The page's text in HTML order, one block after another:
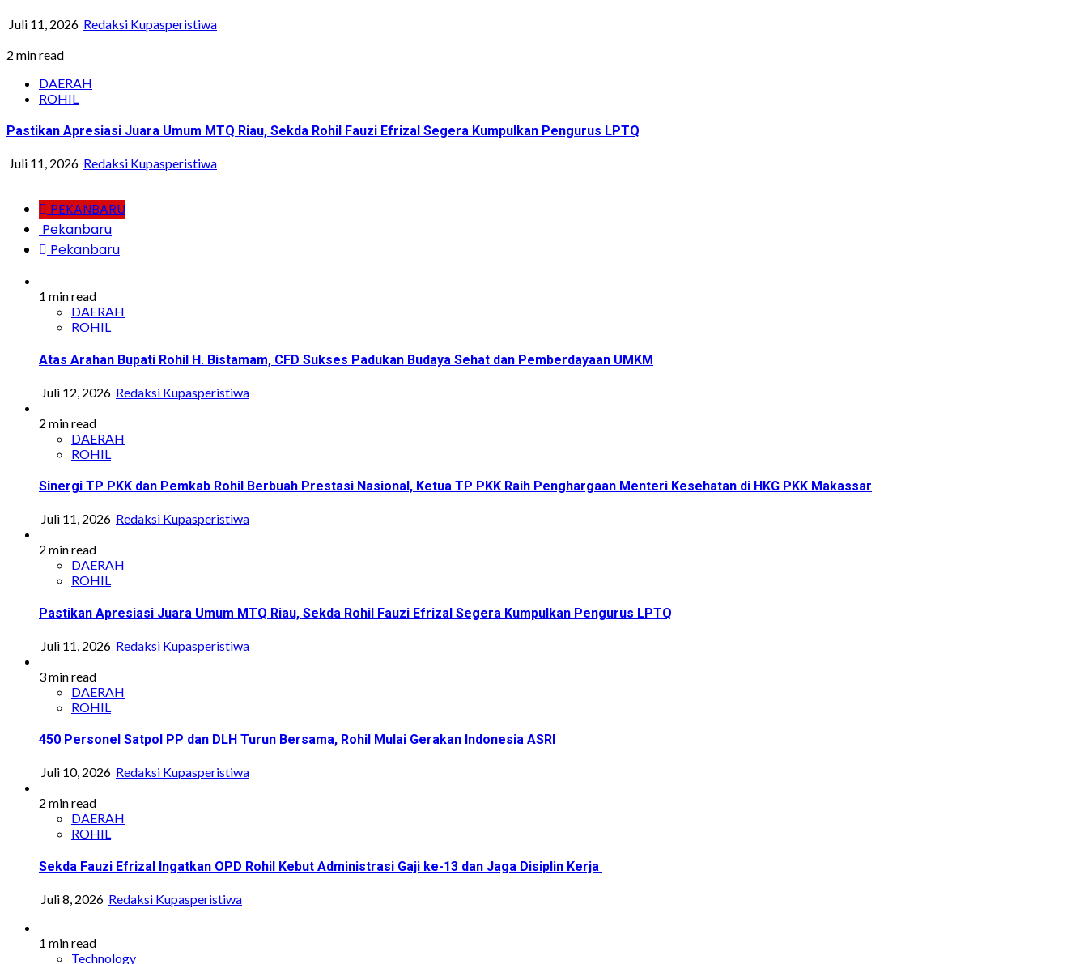
Juli 11, 2026 Redaksi Kupasperistiwa
2 min read
DAERAH
ROHIL
Pastikan Apresiasi Juara Umum MTQ Riau, Sekda Rohil Fauzi Efrizal Segera Kumpulkan Pengurus LPTQ
Juli 11, 2026 Redaksi Kupasperistiwa
PEKANBARU
Pekanbaru
Pekanbaru
1 min read
DAERAH
ROHIL
Atas Arahan Bupati Rohil H. Bistamam, CFD Sukses Padukan Budaya Sehat dan Pemberdayaan UMKM
Juli 12, 2026 Redaksi Kupasperistiwa
2 min read
DAERAH
ROHIL
Sinergi TP PKK dan Pemkab Rohil Berbuah Prestasi Nasional, Ketua TP PKK Raih Penghargaan Menteri Kesehatan di HKG PKK Makassar
Juli 11, 2026 Redaksi Kupasperistiwa
2 min read
DAERAH
ROHIL
Pastikan Apresiasi Juara Umum MTQ Riau, Sekda Rohil Fauzi Efrizal Segera Kumpulkan Pengurus LPTQ
Juli 11, 2026 Redaksi Kupasperistiwa
3 min read
DAERAH
ROHIL
450 Personel Satpol PP dan DLH Turun Bersama, Rohil Mulai Gerakan Indonesia ASRI
Juli 10, 2026 Redaksi Kupasperistiwa
2 min read
DAERAH
ROHIL
Sekda Fauzi Efrizal Ingatkan OPD Rohil Kebut Administrasi Gaji ke-13 dan Jaga Disiplin Kerja
Juli 8, 2026 Redaksi Kupasperistiwa
1 min read
Technology